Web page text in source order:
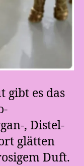
gibt es das
, Distel-
glätten
Duft.